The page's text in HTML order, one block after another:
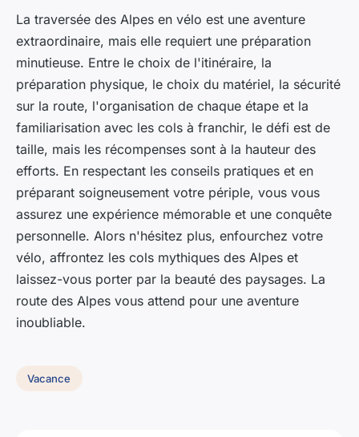
La traversée des Alpes en vélo est une aventure
extraordinaire, mais elle requiert une préparation
minutieuse. Entre le choix de l'itinéraire, la
préparation physique, le choix du matériel, la sécurité
sur la route, l'organisation de chaque étape et la
familiarisation avec les cols à franchir, le défi est de
taille, mais les récompenses sont à la hauteur des
efforts. En respectant les conseils pratiques et en
préparant soigneusement votre périple, vous vous
assurez une expérience mémorable et une conquête
personnelle. Alors n'hésitez plus, enfourchez votre
vélo, affrontez les cols mythiques des Alpes et
laissez-vous porter par la beauté des paysages. La
route des Alpes vous attend pour une aventure
inoubliable.
Vacance